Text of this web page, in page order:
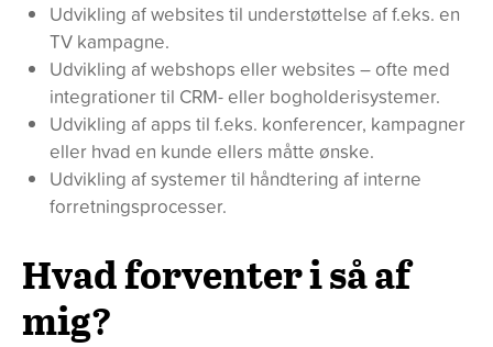
Udvikling af websites til understøttelse af f.eks. en
TV kampagne.
Udvikling af webshops eller websites – ofte med
integrationer til CRM- eller bogholderisystemer.
Udvikling af apps til f.eks. konferencer, kampagner
eller hvad en kunde ellers måtte ønske.
Udvikling af systemer til håndtering af interne
forretningsprocesser.
Hvad forventer i så af
mig?